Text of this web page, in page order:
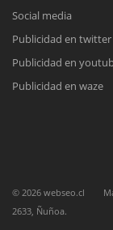
Nuestros
Todos nuestros
Social media
Publicidad en twitter
Publicidad en
Publicidad en waze
© 2026 webseo.cl
2633, Ñuñoa.